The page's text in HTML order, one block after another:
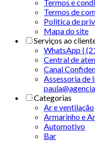
Termos e
Termos de
Politica de
Mapa do site
Serviços ao
WhatsApp |
Central de
Canal
Assessoria de
Categorias
Ar e ventilação
Armarinho e
Automotivo
Bar